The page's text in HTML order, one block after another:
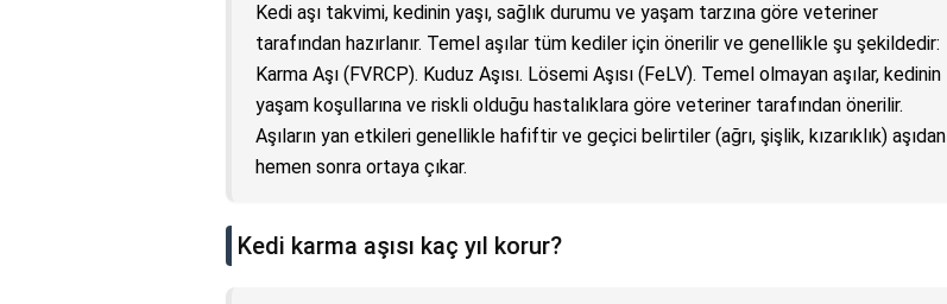
Kedi aşı takvimi, kedinin yaşı, sağlık durumu ve yaşam tarzına göre veteriner
tarafından hazırlanır. Temel aşılar tüm kediler için önerilir ve genellikle şu şekildedir:
Karma Aşı (FVRCP). Kuduz Aşısı. Lösemi Aşısı (FeLV). Temel olmayan aşılar, kedinin
yaşam koşullarına ve riskli olduğu hastalıklara göre veteriner tarafından önerilir.
Aşıların yan etkileri genellikle hafiftir ve geçici belirtiler (ağrı, şişlik, kızarıklık) aşıdan
hemen sonra ortaya çıkar.
Kedi karma aşısı kaç yıl korur?